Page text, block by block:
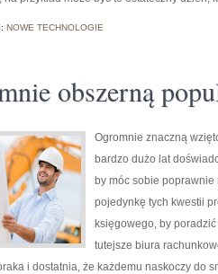
NOWE TECHNOLOGIE
obszerną
Ogromnie znaczną
bardzo dużo lat
by móc sobie
pojedynkę tych kwestii
księgowego, by
tutejsze biura
i dostatnia, że każdemu naskoczy do